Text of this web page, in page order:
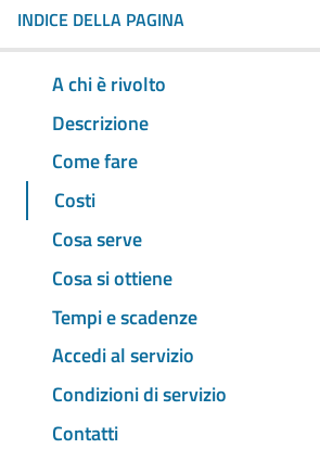
INDICE DELLA PAGINA
A chi è rivolto
Descrizione
Come fare
Costi
Cosa serve
Cosa si ottiene
Tempi e scadenze
Accedi al servizio
Condizioni di servizio
Contatti